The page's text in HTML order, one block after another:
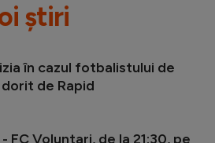
știri
în cazul fotbalistului de
de Rapid
FC Voluntari, de la 21:30, pe